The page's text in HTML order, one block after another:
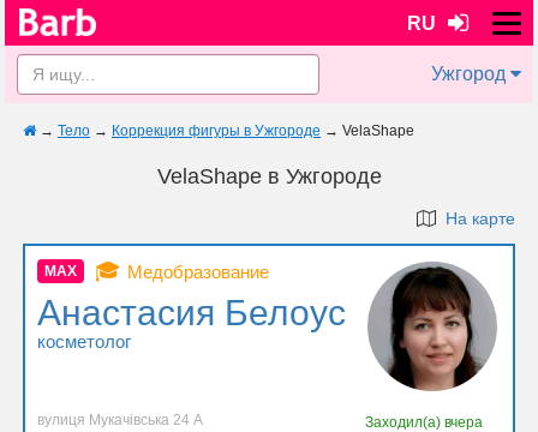
RU
Ужгород
→ Тело → Коррекция фигуры в Ужгороде → VelaShape
VelaShape в Ужгороде
На карте
MAX 🎓 Медобразование
Анастасия Белоус
косметолог
вулиця Мукачівська 24 А Заходил(а) вчера